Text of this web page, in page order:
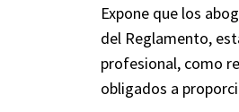
Expone que los
del Reglamento,
profesional, como
obligados a